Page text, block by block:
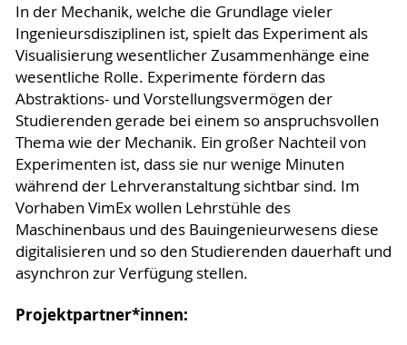
In der Mechanik, welche die Grundlage vieler
Ingenieursdisziplinen ist, spielt das Experiment als
Visualisierung wesentlicher Zusammenhänge eine
wesentliche Rolle. Experimente fördern das
Abstraktions- und Vorstellungsvermögen der
Studierenden gerade bei einem so anspruchsvollen
Thema wie der Mechanik. Ein großer Nachteil von
Experimenten ist, dass sie nur wenige Minuten
während der Lehrveranstaltung sichtbar sind. Im
Vorhaben VimEx wollen Lehrstühle des
Maschinenbaus und des Bauingenieurwesens diese
digitalisieren und so den Studierenden dauerhaft und
asynchron zur Verfügung stellen.
Projektpartner*innen: